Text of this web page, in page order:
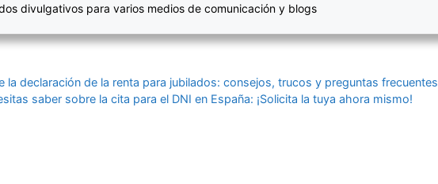
divulgativos para varios medios de comunicación y blogs
la declaración de la renta para jubilados: consejos, trucos y preguntas frecuentes
saber sobre la cita para el DNI en España: ¡Solicita la tuya ahora mismo!